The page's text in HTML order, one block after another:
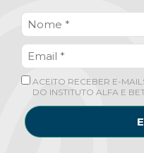
ACEITO RECEBER E-
DO INSTITUTO ALFA E